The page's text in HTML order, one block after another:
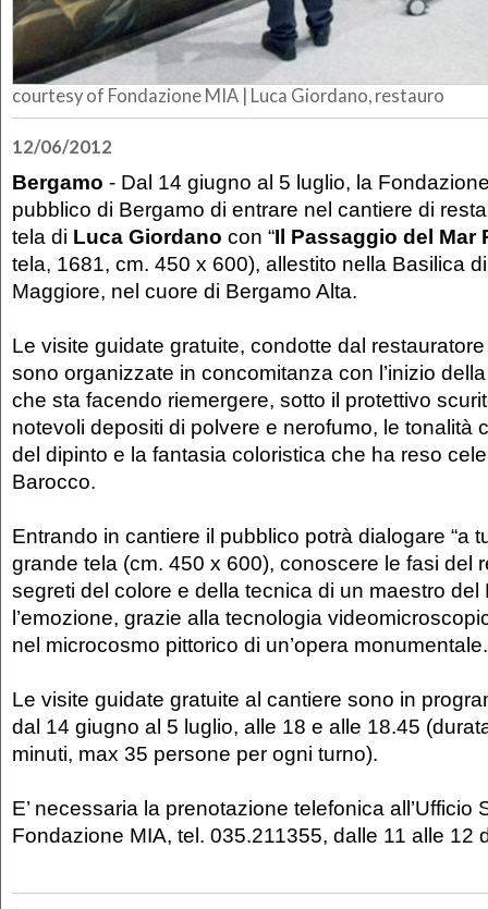
courtesy of Fondazione MIA | Luca Giordano, restauro
12/06/2012
Bergamo - Dal 14 giugno al 5 luglio, la
pubblico di Bergamo di entrare nel cantiere di
tela di Luca Giordano con “Il Passaggio del Mar
tela, 1681, cm. 450 x 600), allestito nella Basilica
Maggiore, nel cuore di Bergamo Alta.
Le visite guidate gratuite, condotte dal
sono organizzate in concomitanza con l’inizio
che sta facendo riemergere, sotto il protettivo
notevoli depositi di polvere e nerofumo, le tonalità
del dipinto e la fantasia coloristica che ha reso
Barocco.
Entrando in cantiere il pubblico potrà dialogare “a
grande tela (cm. 450 x 600), conoscere le fasi del
segreti del colore e della tecnica di un maestro
l’emozione, grazie alla tecnologia
nel microcosmo pittorico di un’opera monumentale.
Le visite guidate gratuite al cantiere sono in
dal 14 giugno al 5 luglio, alle 18 e alle 18.45
minuti, max 35 persone per ogni turno).
E’ necessaria la prenotazione telefonica all’Ufficio
Fondazione MIA, tel. 035.211355, dalle 11 alle 12